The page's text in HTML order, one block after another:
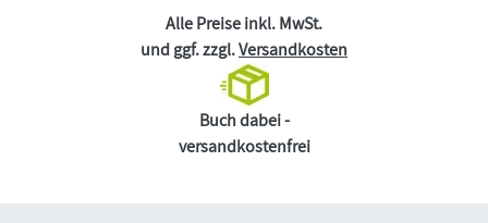
Alle Preise inkl. MwSt.
und ggf. zzgl.Versandkosten
Buch dabei -
versandkostenfrei